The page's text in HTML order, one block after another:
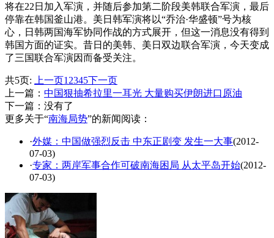
将在22日加入军演，并随后参加第二阶段美韩联合军演，最后
停靠在韩国釜山港。美日韩军演将以“乔治·华盛顿”号为核
心，日韩两国海军协同作战的方式展开，但这一消息没有得到
韩国方面的证实。昔日的美韩、美日双边联合军演，今天变成
了三国联合军演因而备受关注。
共5页: 上一页1 2345下一页
上一篇： 中国狠抽希拉里一耳光 大量购买伊朗进口原油
下一篇：没有了
更多关于“南海局势”的新闻阅读：
·外媒：中国做强烈反击 中东正剧变 发生一大事(2012-
07-03)
·专家：两岸军事合作可破南海困局 从太平岛开始(2012-
07-03)